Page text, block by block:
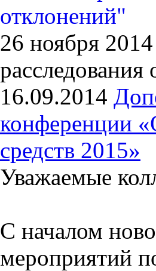
26 ноября
16.09.2014
конференции
средств 2015»
Уважаемые
С началом
мероприятий